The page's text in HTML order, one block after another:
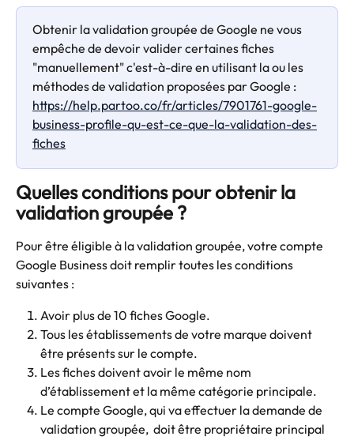
Obtenir la validation groupée de Google ne vous
empêche de devoir valider certaines fiches
"manuellement" c'est-à-dire en utilisant la ou les
méthodes de validation proposées par Google :
https://help.partoo.co/fr/articles/7901761-google-
business-profile-qu-est-ce-que-la-validation-des-
fiches
Quelles conditions pour obtenir la
validation groupée ?
Pour être éligible à la validation groupée, votre compte
Google Business doit remplir toutes les conditions
suivantes :
Avoir plus de 10 fiches Google.
Tous les établissements de votre marque doivent
être présents sur le compte.
Les fiches doivent avoir le même nom
d’établissement et la même catégorie principale.
Le compte Google, qui va effectuer la demande de
validation groupée,  doit être propriétaire principal